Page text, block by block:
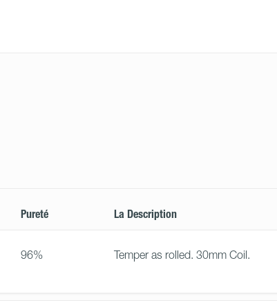
Pureté La Description
96% Temper as rolled. 30mm Coil.